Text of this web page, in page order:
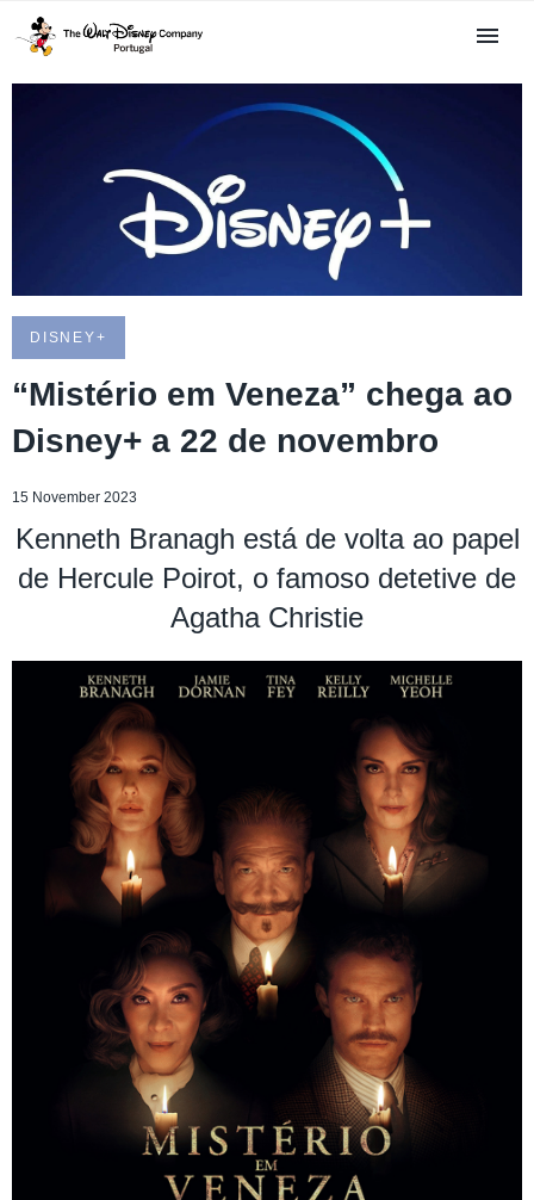
DISNEY+
“Mistério em Veneza” chega ao
Disney+ a 22 de novembro
15 November 2023
Kenneth Branagh está de volta ao papel
de Hercule Poirot, o famoso detetive de
Agatha Christie